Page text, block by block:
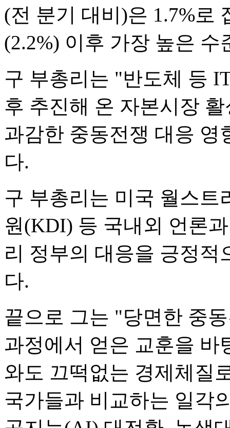
(전 분기 대비)은 1.7%로
(2.2%) 이후 가장 높은 수
구 부총리는 "반도체 등
후 추진해 온 자본시장
과감한 중동전쟁 대응
다.
구 부총리는 미국 월스트
원(KDI) 등 국내외 언론
리 정부의 대응을 긍정적
다.
끝으로 그는 "당면한 중
과정에서 얻은 교훈을 바
와도 끄떡없는 경제체질
국가들과 비교하는 일각